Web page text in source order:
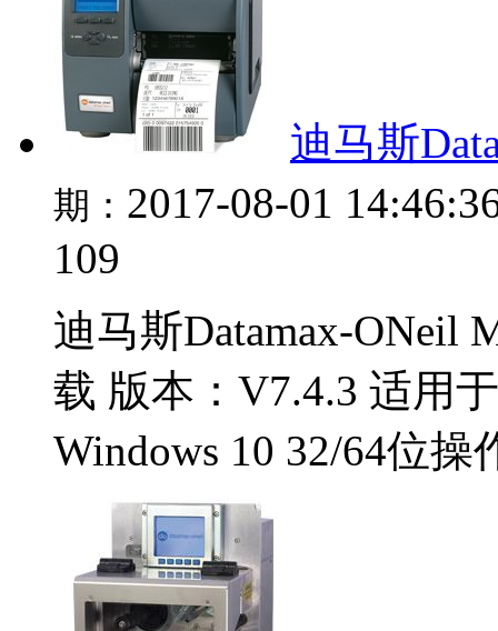
迪马斯
期： 2017-08-01
109
迪马斯Datamax-ONeil
载 版本：V7.4.3 适用
Windows 10 32/64位操